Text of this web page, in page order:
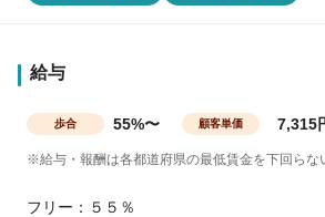
給与
歩合 55%〜 顧客単価 7,315
※給与・報酬は各都道府県の最低賃金を下回らな
フリー：５５％